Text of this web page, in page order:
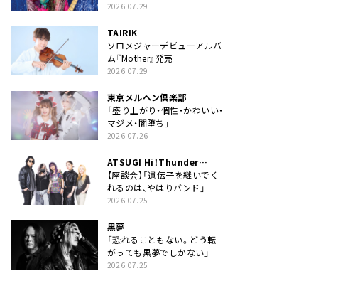
2026.07.29
TAIRIK
ソロメジャーデビューアルバ
ム『Mother』発売
2026.07.29
東京メルヘン倶楽部
「盛り上がり・個性・かわいい・
マジメ・闇堕ち」
2026.07.26
ATSUGI Hi！Thunder
Rock Festival
【座談会】「遺伝子を継いでく
れるのは、やはりバンド」
2026.07.25
黒夢
「恐れることもない。どう転
がっても黒夢でしかない」
2026.07.25